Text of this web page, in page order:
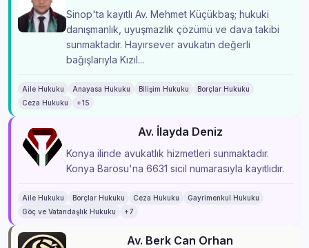
Sinop'ta kayıtlı Av. Mehmet Küçükbaş; hukuki
danışmanlık, uyuşmazlık çözümü ve dava takibi
sunmaktadır. Hayırsever avukatın değerli
bağışlarıyla Kızıl...
Aile Hukuku Anayasa Hukuku Bilişim Hukuku
Borçlar Hukuku
Ceza Hukuku
+15
Av. İlayda Deniz
Konya ilinde avukatlık hizmetleri sunmaktadır.
Konya Barosu'na 6631 sicil numarasıyla kayıtlıdır.
Aile Hukuku Borçlar Hukuku Ceza Hukuku
Gayrimenkul Hukuku
Göç ve Vatandaşlık Hukuku
+7
Av. Berk Can Orhan